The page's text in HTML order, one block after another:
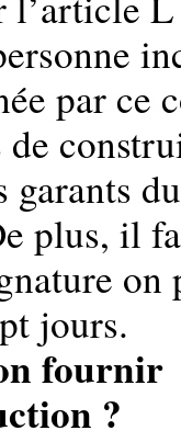
par ce
de
garants
plus, il
on
jours.
?